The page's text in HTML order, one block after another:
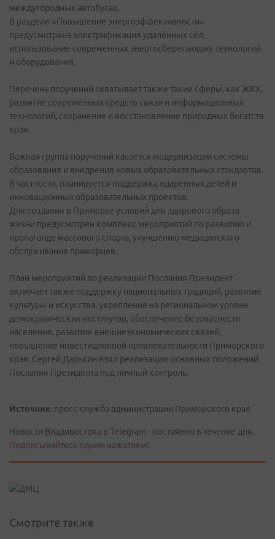
междугородных автобусах.
В разделе «Повышение энергоэффективности»
предусмотрена электрификация удалённых сёл,
использование современных энергосберегающих технологий
и оборудования.
Перечень поручений охватывает также такие сферы, как ЖКХ,
развитие современных средств связи и информационных
технологий, сохранение и восстановление природных богатств
края.
Важная группа поручений касается модернизации системы
образования и внедрения новых образовательных стандартов.
В частности, планируется поддержка одарённых детей и
инновационных образовательных проектов.
Для создания в Приморье условий для здорового образа
жизни предусмотрен комплекс мероприятий по развитию и
пропаганде массового спорта, улучшению медицинского
обслуживания приморцев.
План мероприятий по реализации Послания Президент
включает также поддержку национальных традиций, развитие
культуры и искусства, укрепление на региональном уровне
демократических институтов, обеспечение безопасности
населения, развитие внешнеэкономических связей,
повышение инвестиционной привлекательности Приморского
края. Сергей Дарькин взял реализацию основных положений
Послания Президента под личный контроль.
Источник: пресс-служба администрации Приморского края
Новости Владивостока в Telegram - постоянно в течение дня.
Подписывайтесь одним нажатием!
Смотрите также